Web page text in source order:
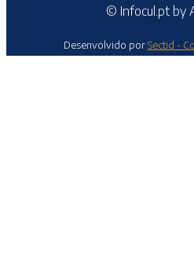
© Infocul.pt by
Desenvolvido porSectid -